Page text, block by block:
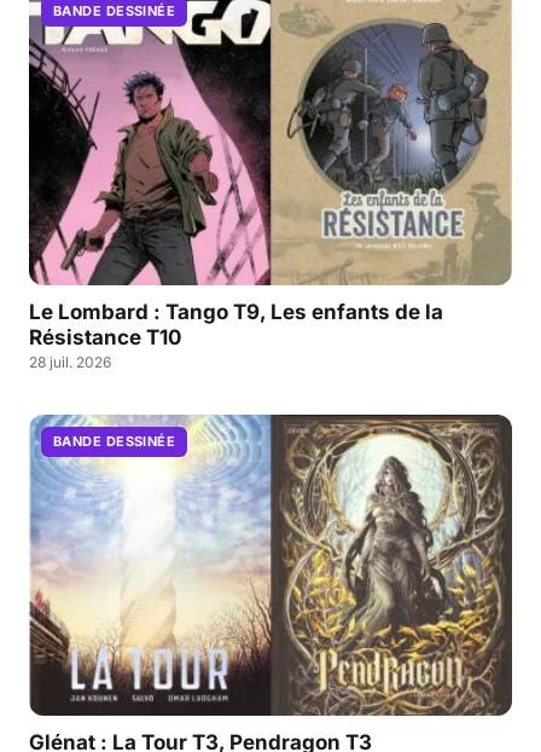
BANDE DESSINÉE
Le Lombard : Tango T9, Les enfants de la
Résistance T10
28 juil. 2026
BANDE DESSINÉE
Glénat : La Tour T3, Pendragon T3